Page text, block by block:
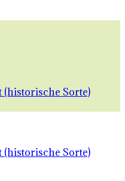
(historische Sorte)
(historische Sorte)